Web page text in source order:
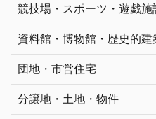
競技場・スポーツ・遊戯施
資料館・博物館・歴史的
団地・市営住宅
分譲地・土地・物件